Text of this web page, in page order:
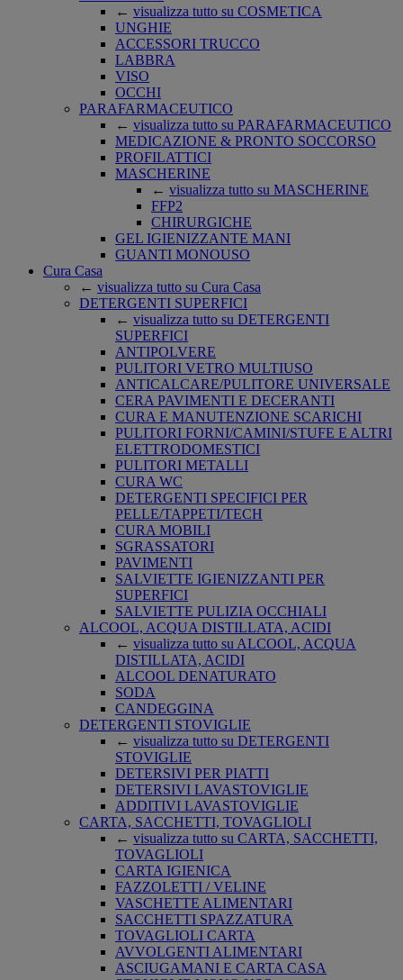
← visualizza tutto su COSMETICA
UNGHIE
ACCESSORI TRUCCO
LABBRA
VISO
OCCHI
PARAFARMACEUTICO
← visualizza tutto su PARAFARMACEUTICO
MEDICAZIONE & PRONTO SOCCORSO
PROFILATTICI
MASCHERINE
← visualizza tutto su MASCHERINE
FFP2
CHIRURGICHE
GEL IGIENIZZANTE MANI
GUANTI MONOUSO
Cura Casa
← visualizza tutto su Cura Casa
DETERGENTI SUPERFICI
← visualizza tutto su DETERGENTI
SUPERFICI
ANTIPOLVERE
PULITORI VETRO MULTIUSO
ANTICALCARE/PULITORE UNIVERSALE
CERA PAVIMENTI E DECERANTI
CURA E MANUTENZIONE SCARICHI
PULITORI FORNI/CAMINI/STUFE E ALTRI
ELETTRODOMESTICI
PULITORI METALLI
CURA WC
DETERGENTI SPECIFICI PER
PELLE/TAPPETI/TECH
CURA MOBILI
SGRASSATORI
PAVIMENTI
SALVIETTE IGIENIZZANTI PER
SUPERFICI
SALVIETTE PULIZIA OCCHIALI
ALCOOL, ACQUA DISTILLATA, ACIDI
← visualizza tutto su ALCOOL, ACQUA
DISTILLATA, ACIDI
ALCOOL DENATURATO
SODA
CANDEGGINA
DETERGENTI STOVIGLIE
← visualizza tutto su DETERGENTI
STOVIGLIE
DETERSIVI PER PIATTI
DETERSIVI LAVASTOVIGLIE
ADDITIVI LAVASTOVIGLIE
CARTA, SACCHETTI, TOVAGLIOLI
← visualizza tutto su CARTA, SACCHETTI,
TOVAGLIOLI
CARTA IGIENICA
FAZZOLETTI / VELINE
VASCHETTE ALIMENTARI
SACCHETTI SPAZZATURA
TOVAGLIOLI CARTA
AVVOLGENTI ALIMENTARI
ASCIUGAMANI E CARTA CASA